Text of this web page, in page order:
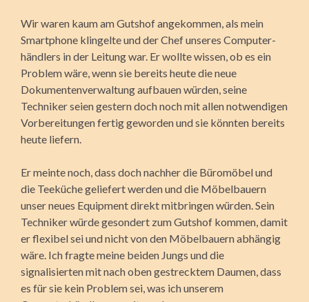
Wir waren kaum am Gutshof angekommen, als mein
Smartphone klingelte und der Chef unseres Computer­
händlers in der Leitung war. Er wollte wissen, ob es ein
Problem wäre, wenn sie bereits heute die neue
Dokumentenverwaltung aufbauen würden, seine
Techniker seien gestern doch noch mit allen notwendigen
Vorbereitungen fertig geworden und sie könnten bereits
heute liefern.
Er meinte noch, dass doch nachher die Büromöbel und
die Teeküche geliefert werden und die Möbelbauern
unser neues Equipment direkt mitbringen würden. Sein
Techniker würde gesondert zum Gutshof kommen, damit
er flexibel sei und nicht von den Möbelbauern abhängig
wäre. Ich fragte meine beiden Jungs und die
signalisierten mit nach oben gestrecktem Daumen, dass
es für sie kein Problem sei, was ich unserem